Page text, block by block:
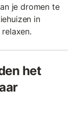
je dromen te
in
het